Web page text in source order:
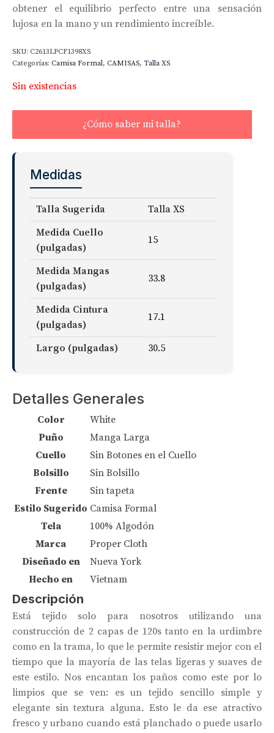
obtener el equilibrio perfecto entre una sensación
lujosa en la mano y un rendimiento increíble.
SKU: C2613LPCF1398XS
Categorías: Camisa Formal, CAMISAS, Talla XS
Sin existencias
¿Cómo saber mi talla?
Medidas
Talla Sugerida
Talla XS
Medida Cuello
(pulgadas)
15
Medida Mangas
(pulgadas)
33.8
Medida Cintura
(pulgadas)
17.1
Largo (pulgadas) 30.5
Detalles Generales
Color
White
Puño
Manga Larga
Cuello
Sin Botones en el Cuello
Bolsillo
Sin Bolsillo
Frente
Sin tapeta
Estilo Sugerido Camisa Formal
Tela
100% Algodón
Marca
Proper Cloth
Diseñado en
Nueva York
Hecho en
Vietnam
Descripción
Está tejido solo para nosotros utilizando una
construcción de 2 capas de 120s tanto en la urdimbre
como en la trama, lo que le permite resistir mejor con el
tiempo que la mayoría de las telas ligeras y suaves de
este estilo. Nos encantan los paños como este por lo
limpios que se ven: es un tejido sencillo simple y
elegante sin textura alguna. Esto le da ese atractivo
fresco y urbano cuando está planchado o puede usarlo